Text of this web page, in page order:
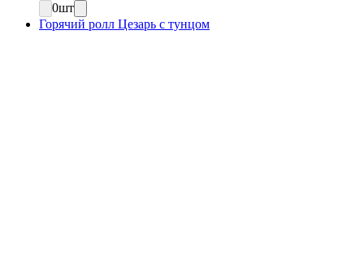
0шт
Горячий ролл Цезарь с тунцом